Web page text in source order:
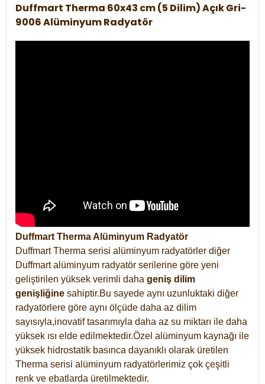
Duffmart Therma 60x43 cm (5 Dilim) Açık Gri-
9006 Alüminyum Radyatör
Duffmart Therma Alüminyum Radyatör
Duffmart Therma serisi alüminyum radyatörler diğer
Duffmart alüminyum radyatör serilerine göre yeni
geliştirilen yüksek verimli daha geniş dilim
genişliğine sahiptir.Bu sayede aynı uzunluktaki diğer
radyatörlere göre aynı ölçüde daha az dilim
sayısıyla,inovatif tasarımıyla daha az su miktarı ile daha
yüksek ısı elde edilmektedir.Özel alüminyum kaynağı ile
yüksek hidrostatik basınca dayanıklı olarak üretilen
Therma serisi alüminyum radyatörlerimiz çok çeşitli
renk ve ebatlarda üretilmektedir.